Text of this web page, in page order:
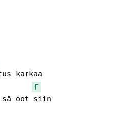
karkaa
F
oot siin